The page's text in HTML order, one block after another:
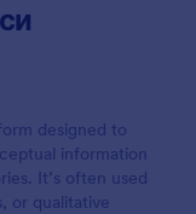
designed to
information
It’s often used
or qualitative